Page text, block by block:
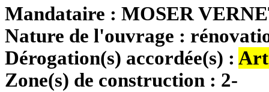
Mandataire : MOSER
Nature de l'ouvrage :
Dérogation(s) accordée(s) :
Zone(s) de construction : 2-